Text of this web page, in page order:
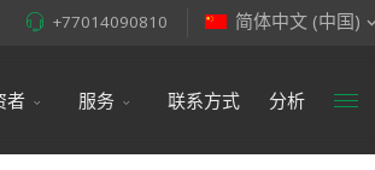
简体中文 (中国)
+77014090810
者 服务 联系方式 分析